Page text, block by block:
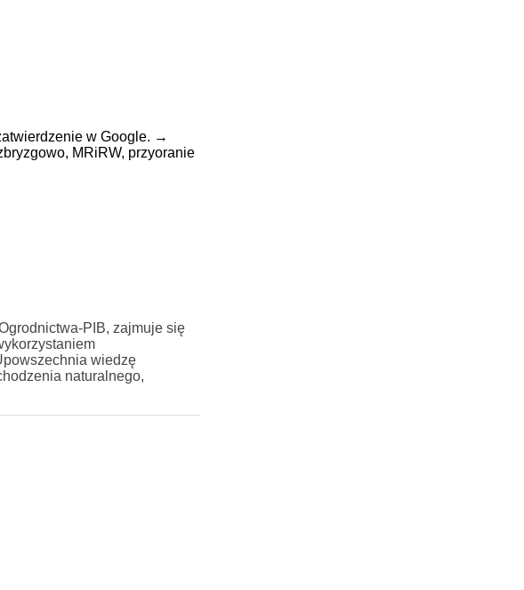
w Google. →
MRiRW, przyoranie
PIB, zajmuje się
wiedzę
naturalnego,